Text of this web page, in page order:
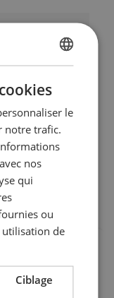
DUTCH
ENGLISH TRANSLATION
FRENCH
le
notre trafic.
nos
qui
ou
de
Ciblage